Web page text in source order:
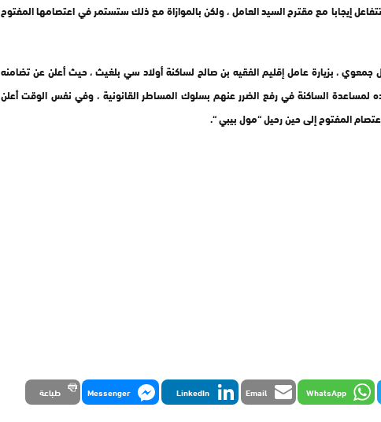
إيجابا مع مقترح السيد العامل ، ولكن بالموازاة مع ذلك ستستمر في اعتصامها المفتوح
، بزيارة عامل إقليم الفقيه بن صالح لساكنة أولاد سي بلغيث ، حيث أعلن عن تضامنه
لمساعدة الساكنة في رفع الضرر عنهم بسلوك المساطر القانونية ، وفي نفس الوقت أعلن
المفتوح إلى حين رحيل “مول بيبي “.
WhatsApp
Email
LinkedIn
Messenger طباعة